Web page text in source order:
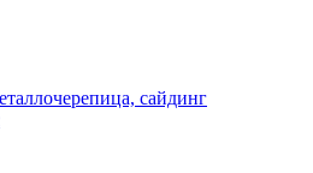
сайдинг